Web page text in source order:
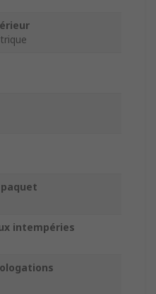
intempéries